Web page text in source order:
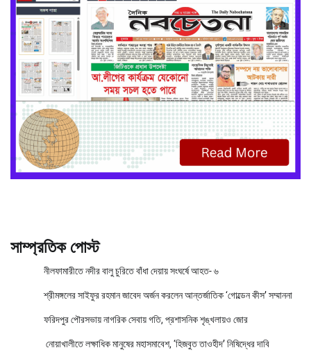
সাম্প্রতিক পোস্ট
নীলফামারীতে নদীর বালু চুরিতে বাঁধা দেয়ায় সংঘর্ষে আহত- ৬
শ্রীমঙ্গলের সাইফুর রহমান জাবেদ অর্জন করলেন আন্তর্জাতিক ‘গোল্ডেন কীস’ সম্মাননা
ফরিদপুর পৌরসভায় নাগরিক সেবায় গতি, প্রশাসনিক শৃঙ্খলায়ও জোর
নোয়াখালীতে লক্ষাধিক মানুষের মহাসমাবেশ, ‘হিজবুত তাওহীদ’ নিষিদ্ধের দাবি